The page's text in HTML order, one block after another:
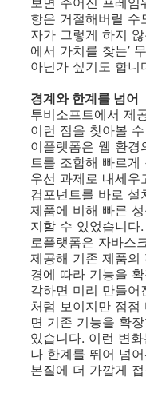
항은 거절해버릴
자가 그렇게 하지
에서 가치를 찾는’
아닌가 싶기도 합니
경계와 한계를 넘어
투비소프트에서 제
이런 점을 찾아볼
이플랫폼은 웹 환경
트를 조합해 빠르게
우선 과제로 내세우
컴포넌트를 바로
제품에 비해 빠른
지할 수 있었습니다
로플랫폼은 자바스
제공해 기존 제품의
경에 따라 기능을
각하면 미리 만들어
처럼 보이지만 점
면 기존 기능을 확
있습니다. 이런 변
나 한계를 뛰어 넘
본질에 더 가깝게